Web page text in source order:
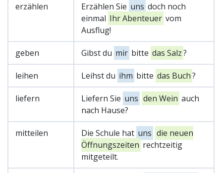
erzählen Erzählen Sie uns doch noch
einmal Ihr Abenteuer vom
Ausflug!
geben Gibst du mir bitte das Salz?
leihen Leihst du ihm bitte das Buch?
liefern Liefern Sie uns den Wein auch
nach Hause?
mitteilen Die Schule hat uns die neuen
Öffnungszeiten rechtzeitig
mitgeteilt.